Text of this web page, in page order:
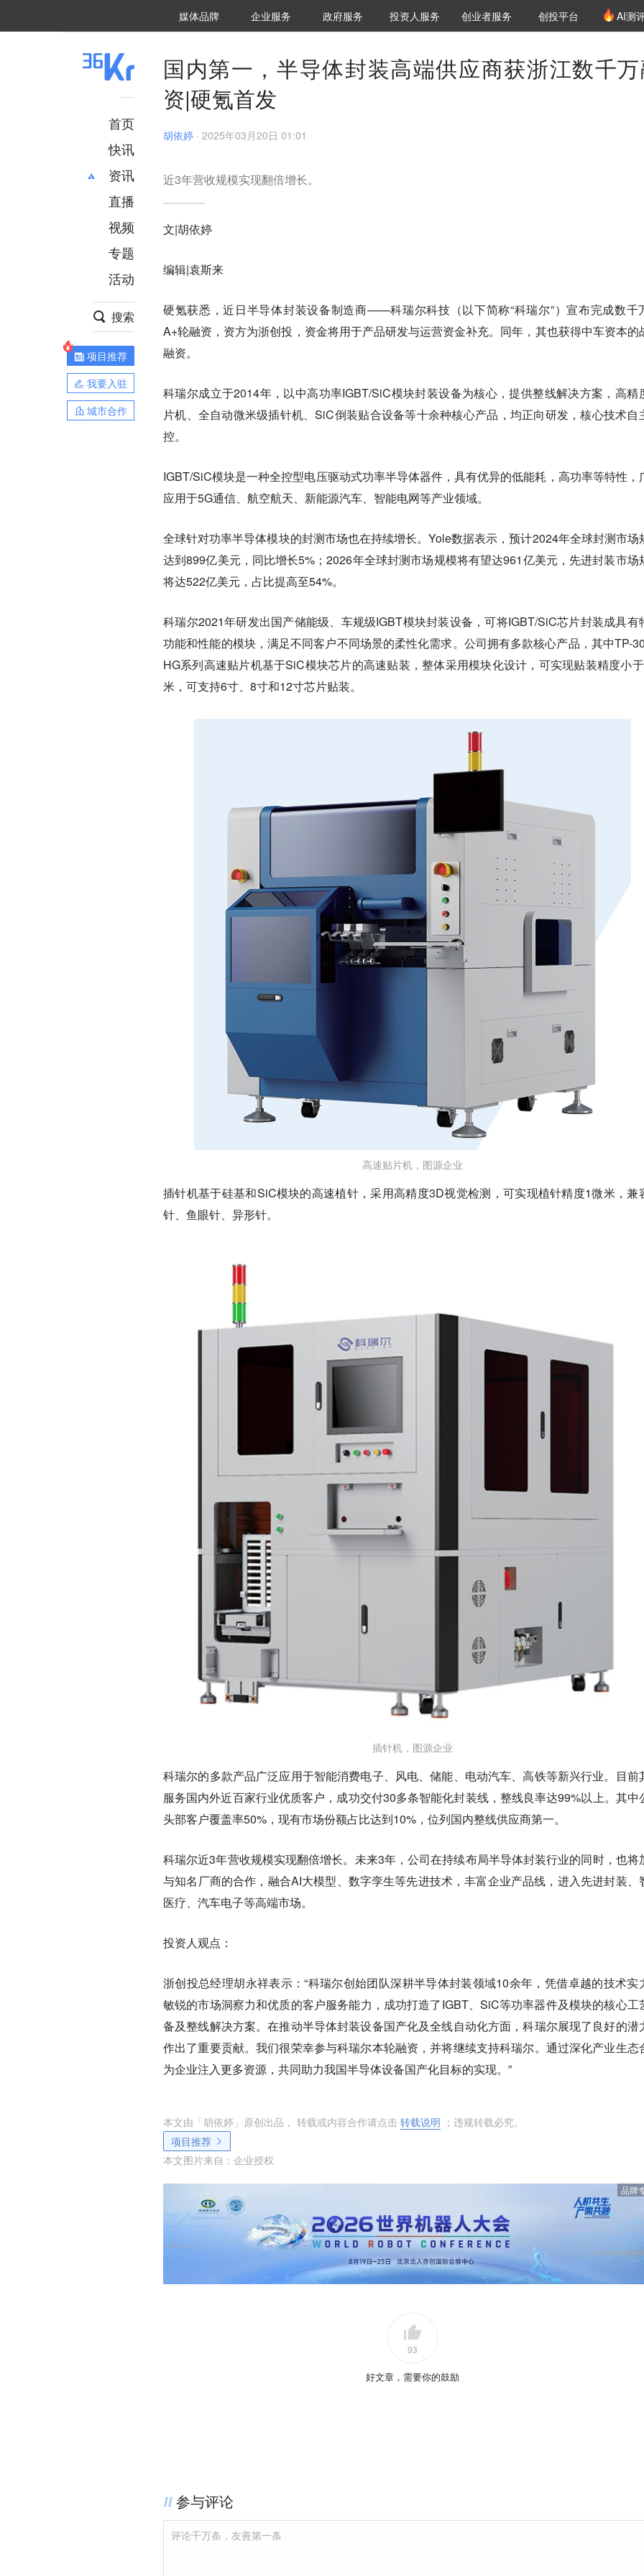
媒体品牌 36Kr研究院
企业服务 城市之窗
政府服务 VClub投资机构库
投资机构职位推介
投资人服务 创投氪堂
创业者服务 创投平台 AI测
首页
快讯
资讯
推荐
财经
项目推荐
安徽
直播
视频
专题
活动
搜索
项目推荐
我要入驻
城市合作
国内第一，半导体封装高端供应商获浙江数千
资|硬氪首发
胡依婷 · 2025年03月20日 01:01
近3年营收规模实现翻倍增长。
文|胡依婷
编辑|袁斯来
硬氪获悉，近日半导体封装设备制造商——科瑞尔科技（以下简称“科瑞尔”）宣布完成数千
A+轮融资，资方为浙创投，资金将用于产品研发与运营资金补充。同年，其也获得中车资本的
融资。
科瑞尔成立于2014年，以中高功率IGBT/SiC模块封装设备为核心，提供整线解决方案，高精
片机、全自动微米级插针机、SiC倒装贴合设备等十余种核心产品，均正向研发，核心技术自
控。
IGBT/SiC模块是一种全控型电压驱动式功率半导体器件，具有优异的低能耗，高功率等特性，
应用于5G通信、航空航天、新能源汽车、智能电网等产业领域。
全球针对功率半导体模块的封测市场也在持续增长。Yole数据表示，预计2024年全球封测市场
达到899亿美元，同比增长5%；2026年全球封测市场规模将有望达961亿美元，先进封装市场
将达522亿美元，占比提高至54%。
科瑞尔2021年研发出国产储能级、车规级IGBT模块封装设备，可将IGBT/SiC芯片封装成具有
功能和性能的模块，满足不同客户不同场景的柔性化需求。公司拥有多款核心产品，其中TP-
HG系列高速贴片机基于SiC模块芯片的高速贴装，整体采用模块化设计，可实现贴装精度小
米，可支持6寸、8寸和12寸芯片贴装。
高速贴片机，图源企业
插针机基于硅基和SiC模块的高速植针，采用高精度3D视觉检测，可实现植针精度1微米，兼
针、鱼眼针、异形针。
插针机，图源企业
科瑞尔的多款产品广泛应用于智能消费电子、风电、储能、电动汽车、高铁等新兴行业。目前
服务国内外近百家行业优质客户，成功交付30多条智能化封装线，整线良率达99%以上。其中
头部客户覆盖率50%，现有市场份额占比达到10%，位列国内整线供应商第一。
科瑞尔近3年营收规模实现翻倍增长。未来3年，公司在持续布局半导体封装行业的同时，也将
与知名厂商的合作，融合AI大模型、数字孪生等先进技术，丰富企业产品线，进入先进封装、
医疗、汽车电子等高端市场。
投资人观点：
浙创投总经理胡永祥表示：“科瑞尔创始团队深耕半导体封装领域10余年，凭借卓越的技术实
敏锐的市场洞察力和优质的客户服务能力，成功打造了IGBT、SiC等功率器件及模块的核心工
备及整线解决方案。在推动半导体封装设备国产化及全线自动化方面，科瑞尔展现了良好的潜
作出了重要贡献。我们很荣幸参与科瑞尔本轮融资，并将继续支持科瑞尔。通过深化产业生态
为企业注入更多资源，共同助力我国半导体设备国产化目标的实现。”
本文由「胡依婷 」原创出品， 转载或内容合作请点击 转载说明 ；违规转载必究。
项目推荐
本文图片来自： 企业授权
品牌
93
好文章，需要你的鼓励
参与评论
评论千万条，友善第一条